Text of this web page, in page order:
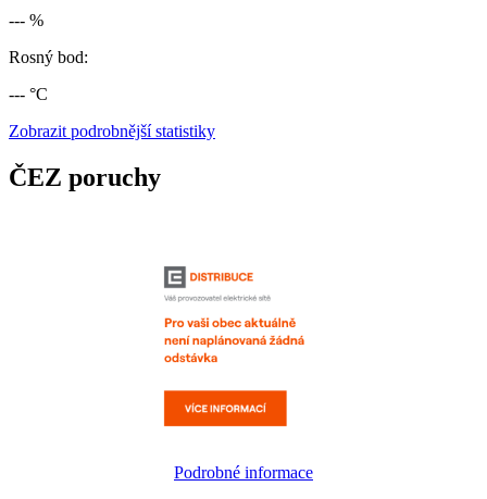
--- %
Rosný bod:
--- °C
Zobrazit podrobnější statistiky
ČEZ poruchy
Podrobné informace